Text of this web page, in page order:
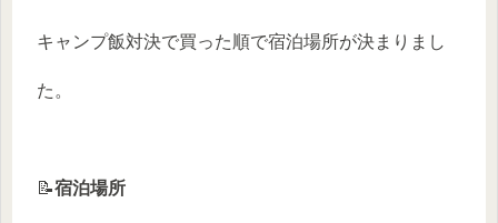
キャンプ飯対決で買った順で宿泊場所が決まりまし
た。
📝宿泊場所